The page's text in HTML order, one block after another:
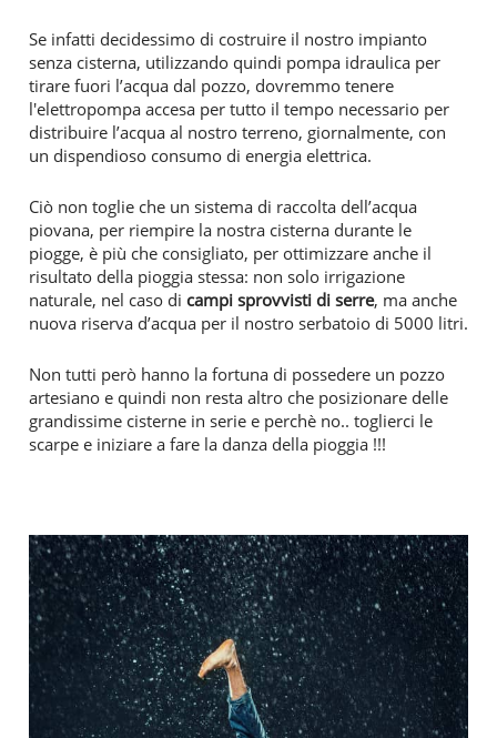
Se infatti decidessimo di costruire il nostro impianto
senza cisterna, utilizzando quindi pompa idraulica per
tirare fuori l’acqua dal pozzo, dovremmo tenere
l'elettropompa accesa per tutto il tempo necessario per
distribuire l’acqua al nostro terreno, giornalmente, con
un dispendioso consumo di energia elettrica.
Ciò non toglie che un sistema di raccolta dell’acqua
piovana, per riempire la nostra cisterna durante le
piogge, è più che consigliato, per ottimizzare anche il
risultato della pioggia stessa: non solo irrigazione
naturale, nel caso di campi sprovvisti di serre, ma anche
nuova riserva d’acqua per il nostro serbatoio di 5000 litri.
Non tutti però hanno la fortuna di possedere un pozzo
artesiano e quindi non resta altro che posizionare delle
grandissime cisterne in serie e perchè no.. toglierci le
scarpe e iniziare a fare la danza della pioggia !!!